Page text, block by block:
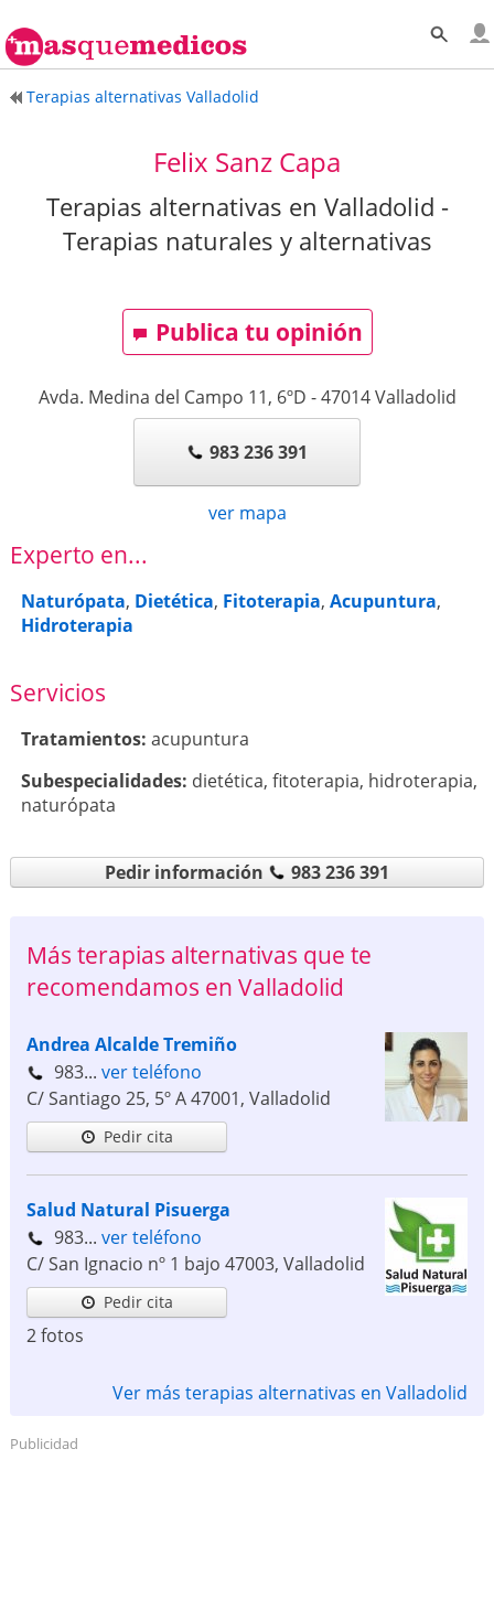
Terapias alternativas Valladolid
Felix Sanz Capa
Terapias alternativas en Valladolid -
Terapias naturales y alternativas
Publica tu opinión
Avda. Medina del Campo 11, 6ºD -47014 Valladolid
983 236 391
ver mapa
Experto en...
Naturópata, Dietética, Fitoterapia, Acupuntura,
Hidroterapia
Servicios
Tratamientos: acupuntura
Subespecialidades: dietética, fitoterapia, hidroterapia,
naturópata
Pedir información 983 236 391
Más terapias alternativas que te
recomendamos en Valladolid
Andrea Alcalde Tremiño
983... ver teléfono
C/ Santiago 25, 5º A47001, Valladolid
Pedir cita
Salud Natural Pisuerga
983... ver teléfono
C/ San Ignacio nº 1 bajo 47003, Valladolid
Pedir cita
2 fotos
Ver más terapias alternativas en Valladolid
Publicidad